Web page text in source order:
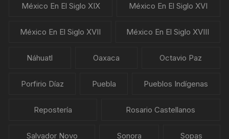
México En El Siglo XIX México En El Siglo XVI
México En El Siglo XVII México En El Siglo XVIII
Náhuatl Oaxaca Octavio Paz
Porfirio Díaz Puebla Pueblos Indígenas
Repostería Rosario Castellanos
Salvador Novo Sonora Sopas